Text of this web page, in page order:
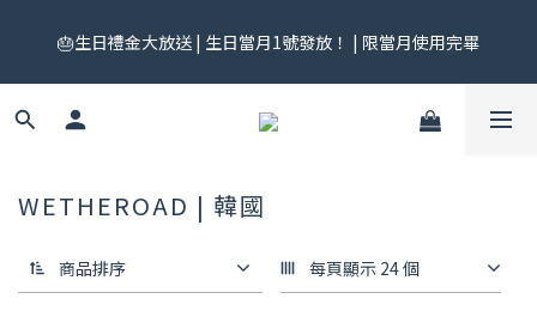
領券中心領，碼碼不同快去領！
🎂生日禮金大放送 | 生日當月1號發放！ | 限當月使用完畢
🎟️ 免運券來了！每月 25 號準時開搶｜$299／$999 各一張｜官網
WETHEROAD | 韓國
商品排序 每頁顯示 24 個